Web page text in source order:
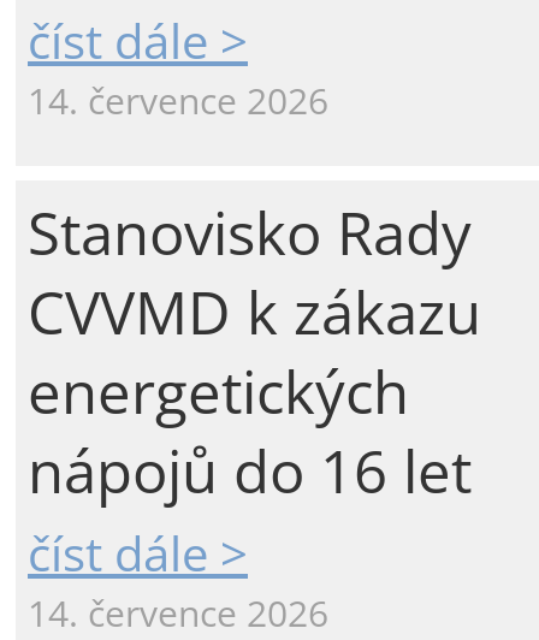
číst dále >
14. července 2026
Stanovisko Rady
CVVMD k zákazu
energetických
nápojů do 16 let
číst dále >
14. července 2026